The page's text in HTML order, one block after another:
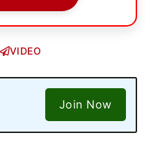
VIDEO
Join Now